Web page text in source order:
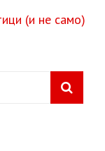
(и не само)